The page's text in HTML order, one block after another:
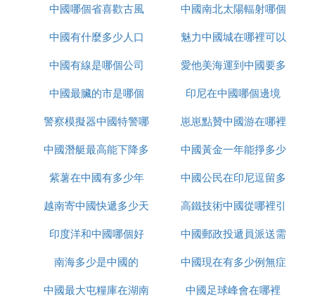
中國哪個省喜歡古風
中國南北太陽輻射哪個
大
中國有什麼多少人口
魅力中國城在哪裡可以
看
中國有線是哪個公司
愛他美海運到中國要多
久
中國最臟的市是哪個
印尼在中國哪個邊境
警察模擬器中國特警哪
裡下載
崽崽點贊中國游在哪裡
中國潛艇最高能下降多
少米
中國黃金一年能掙多少
錢
紫薯在中國有多少年
中國公民在印尼逗留多
久
越南寄中國快遞多少天
高鐵技術中國從哪裡引
進
印度洋和中國哪個好
中國郵政投遞員派送需
要多久
南海多少是中國的
中國現在有多少例無症
狀感染者
中國最大屯糧庫在湖南
中國足球峰會在哪裡